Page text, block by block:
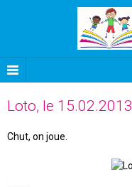
Loto, le 15.02.2013
Chut, on joue.